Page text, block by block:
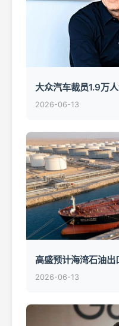
大众汽车裁员1.9万
2026-06-13
高盛预计海湾石油
2026-06-13